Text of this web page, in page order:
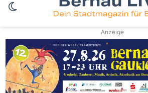
Skin umschalten
Anzeige